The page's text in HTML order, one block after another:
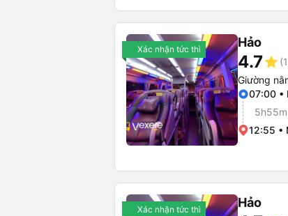
Xác nhận tức thì Hảo
4.7star
Giường
07:00 •
5h55m
12:55 •
Xác nhận tức thì Hảo